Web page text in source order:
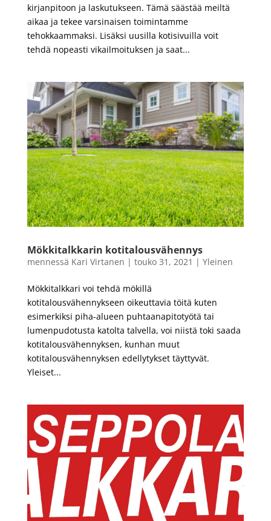
kirjanpitoon ja laskutukseen. Tämä säästää meiltä
aikaa ja tekee varsinaisen toimintamme
tehokkaammaksi. Lisäksi uusilla kotisivuilla voit
tehdä nopeasti vikailmoituksen ja saat...
Mökkitalkkarin kotitalousvähennys
mennessä Kari Virtanen | touko 31, 2021 | Yleinen
Mökkitalkkari voi tehdä mökillä
kotitalousvähennykseen oikeuttavia töitä kuten
esimerkiksi piha-alueen puhtaanapitotyötä tai
lumenpudotusta katolta talvella, voi niistä toki saada
kotitalousvähennyksen, kunhan muut
kotitalousvähennyksen edellytykset täyttyvät.
Yleiset...